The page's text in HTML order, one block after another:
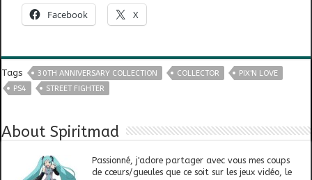
Facebook X
Tags 30TH ANNIVERSARY COLLECTION COLLECTOR
PIX'N LOVE
PS4
STREET FIGHTER
About Spiritmad
Passionné, j'adore partager avec vous mes coups
de cœurs/gueules que ce soit sur les jeux vidéo, le